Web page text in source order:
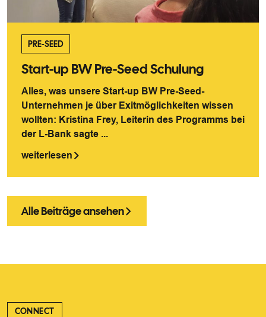
PRE-SEED
Start-up BW Pre-Seed Schulung
Alles, was unsere Start-up BW Pre-Seed-
Unternehmen je über Exitmöglichkeiten wissen
wollten: Kristina Frey, Leiterin des Programms bei
der L-Bank sagte ...
weiterlesen
Alle Beiträge ansehen
CONNECT